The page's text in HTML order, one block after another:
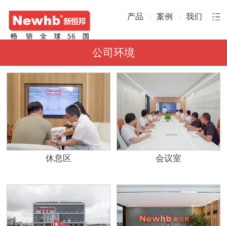
产品 案例 我们
公司环境
休息区 会议室